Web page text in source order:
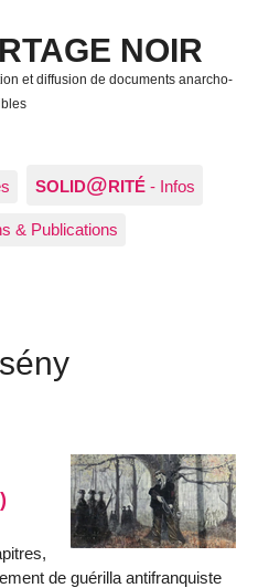
NOIR
et diffusion de documents anarcho-
SOLID@RITÉ - Infos
& Publications
de guérilla antifranquiste